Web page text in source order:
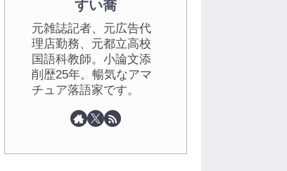
すい喬
元雑誌記者、元広告代
理店勤務、元都立高校
国語科教師。小論文添
削歴25年。暢気なアマ
チュア落語家です。